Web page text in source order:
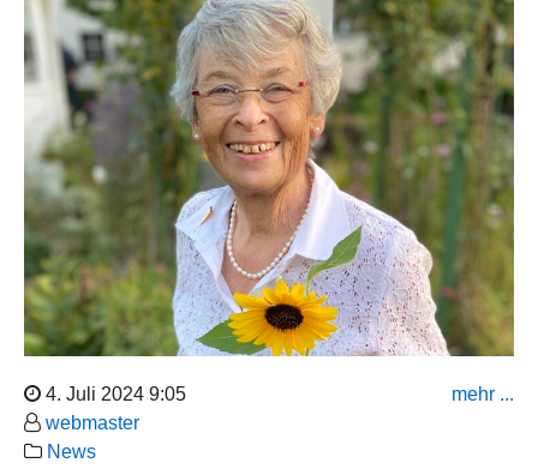
4. Juli 2024 9:05
webmaster
News
mehr ...